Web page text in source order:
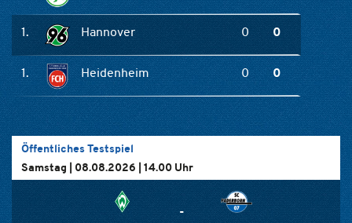
1. Hannover 0 0
1. Heidenheim 0 0
Öffentliches Testspiel
Samstag | 08.08.2026 | 14.00 Uhr
-